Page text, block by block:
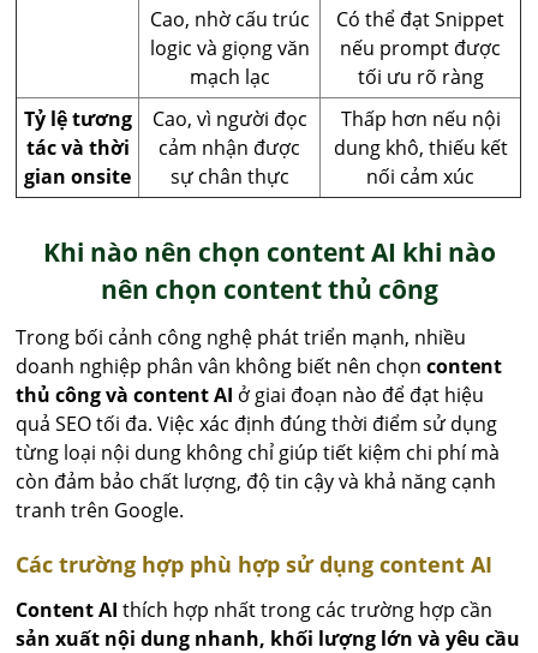
Cao, nhờ cấu trúc
logic và giọng văn
mạch lạc
Có thể đạt Snippet
nếu prompt được
tối ưu rõ ràng
Tỷ lệ tương
tác và thời
gian onsite
Cao, vì người đọc
cảm nhận được
sự chân thực
Thấp hơn nếu nội
dung khô, thiếu kết
nối cảm xúc
Khi nào nên chọn content AI khi nào
nên chọn content thủ công
Trong bối cảnh công nghệ phát triển mạnh, nhiều
doanh nghiệp phân vân không biết nên chọncontent
thủ công và content AI ở giai đoạn nào để đạt hiệu
quả SEO tối đa. Việc xác định đúng thời điểm sử dụng
từng loại nội dung không chỉ giúp tiết kiệm chi phí mà
còn đảm bảo chất lượng, độ tin cậy và khả năng cạnh
tranh trên Google.
Các trường hợp phù hợp sử dụng content AI
Content AI thích hợp nhất trong các trường hợp cần
sản xuất nội dung nhanh, khối lượng lớn và yêu cầu